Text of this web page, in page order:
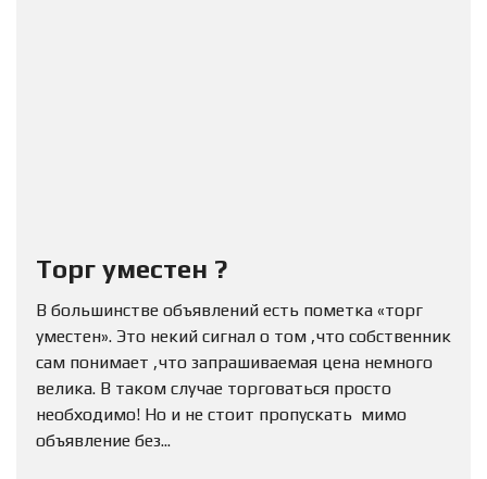
Торг уместен ?
В большинстве объявлений есть пометка «торг
уместен». Это некий сигнал о том ,что собственник
сам понимает ,что запрашиваемая цена немного
велика. В таком случае торговаться просто
необходимо! Но и не стоит пропускать мимо
объявление без...